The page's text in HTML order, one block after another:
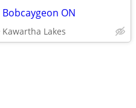
ON
Kawartha Lakes